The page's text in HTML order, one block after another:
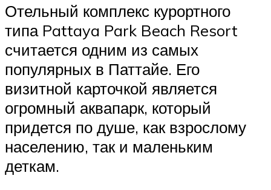
Отельный комплекс курортного
типа Pattaya Park Beach Resort
считается одним из самых
популярных в Паттайе. Его
визитной карточкой является
огромный аквапарк, который
придется по душе, как взрослому
населению, так и маленьким
деткам.